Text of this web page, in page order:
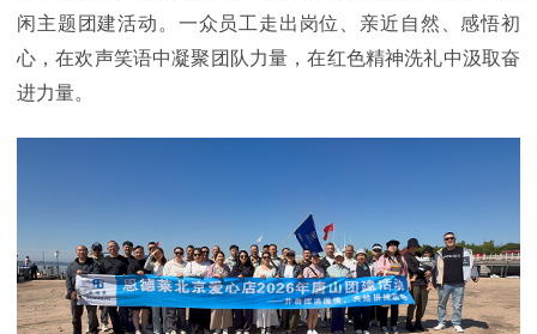
闲主题团建活动。一众员工走出岗位、亲近自然、感悟初
心，在欢声笑语中凝聚团队力量，在红色精神洗礼中汲取奋
进力量。